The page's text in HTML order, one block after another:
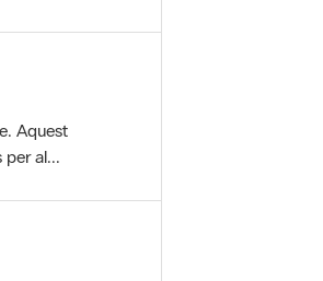
Aquest
al...